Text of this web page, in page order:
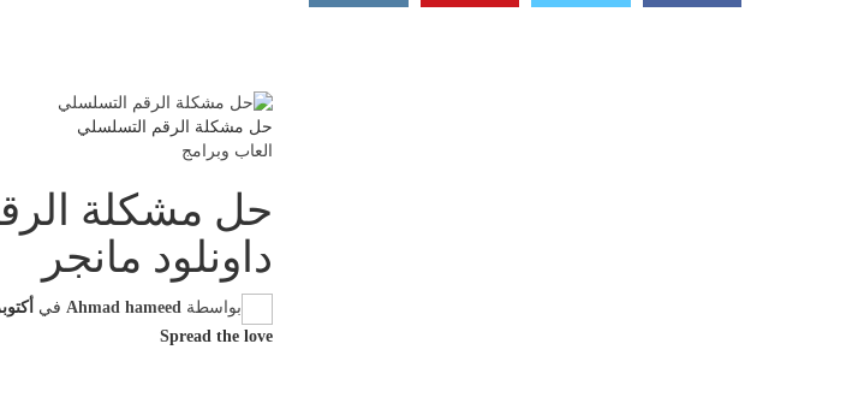
حل مشكلة الرقم التسلسلي
العاب وبرامج
حل مشكلة
داونلود مانجر
بواسطة Ahmad hameed في أكتوبر 22,
Spread the love